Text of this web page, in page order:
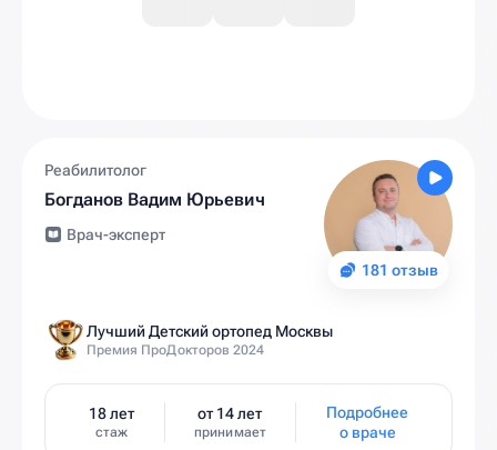
181 отзыв
Реабилитолог
Богданов Вадим Юрьевич
Врач-эксперт
Лучший Детский ортопед Москвы
Премия ПроДокторов 2024
18 лет
стаж
от 14 лет
принимает
Подробнее
о враче